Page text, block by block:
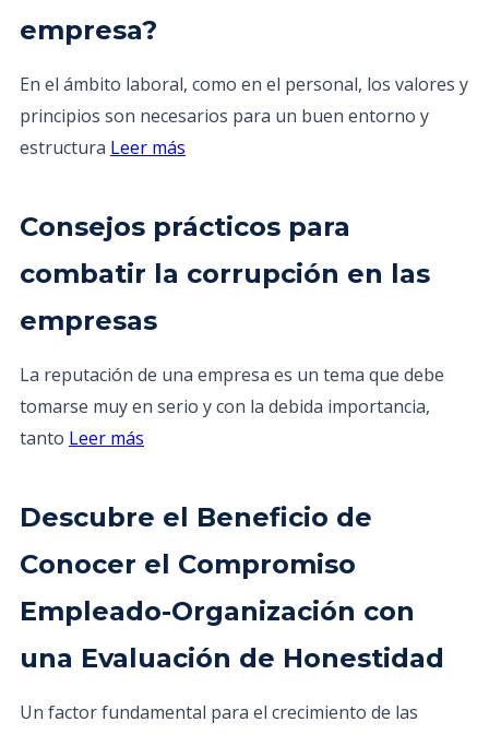
empresa?
En el ámbito laboral, como en el personal, los valores y
principios son necesarios para un buen entorno y
estructura Leer más
Consejos prácticos para
combatir la corrupción en las
empresas
La reputación de una empresa es un tema que debe
tomarse muy en serio y con la debida importancia,
tanto Leer más
Descubre el Beneficio de
Conocer el Compromiso
Empleado-Organización con
una Evaluación de Honestidad
Un factor fundamental para el crecimiento de las